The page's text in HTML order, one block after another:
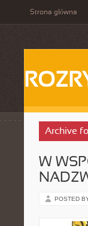
Strona główna
Archive
W
POSTED